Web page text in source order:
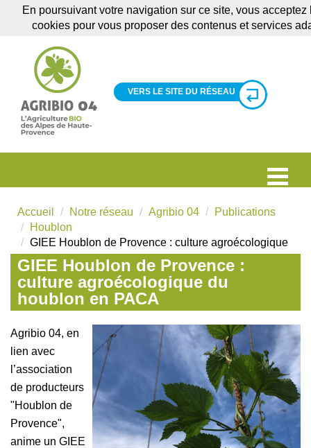
VERS LE SITE DU RÉSEAU
Accueil Notre réseau Agribio 04
Publications
Houblon
GIEE Houblon de Provence : culture agroécologique
GIEE Houblon de Provence :
culture agroécologique du
houblon en PACA
Agribio 04, en
lien avec
l’association
de producteurs
"Houblon de
Provence",
anime un GIEE
En poursuivant votre navigation sur ce site, vous
cookies pour vous proposer des contenus et services